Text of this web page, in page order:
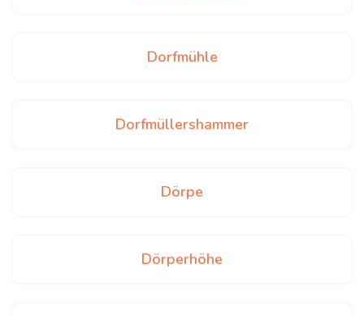
Dorfmühle
Dorfmüllershammer
Dörpe
Dörperhöhe